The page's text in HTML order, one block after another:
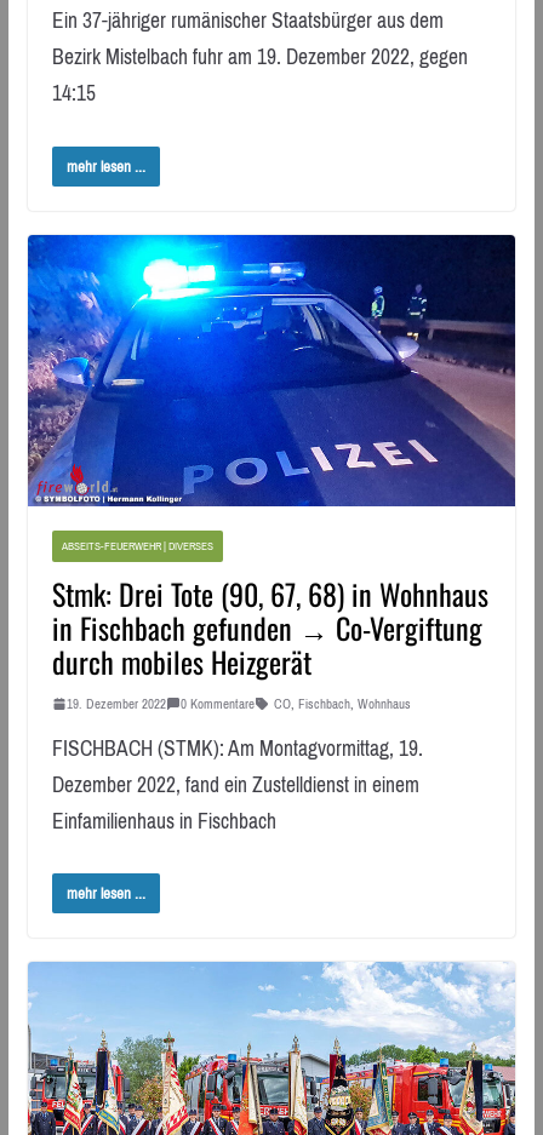
Ein 37-jähriger rumänischer Staatsbürger aus dem
Bezirk Mistelbach fuhr am 19. Dezember 2022, gegen
14:15
mehr lesen ...
ABSEITS-FEUERWEHR | DIVERSES
Stmk: Drei Tote (90, 67, 68) in Wohnhaus
in Fischbach gefunden → Co-Vergiftung
durch mobiles Heizgerät
19. Dezember 2022 0 Kommentare CO, Fischbach, Wohnhaus
FISCHBACH (STMK): Am Montagvormittag, 19.
Dezember 2022, fand ein Zustelldienst in einem
Einfamilienhaus in Fischbach
mehr lesen ...